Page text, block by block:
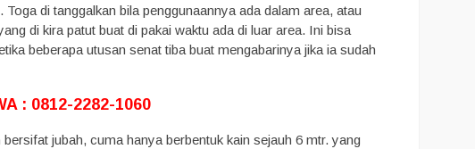
di tanggalkan bila penggunaannya ada dalam area, atau
di kira patut buat di pakai waktu ada di luar area. Ini bisa
beberapa utusan senat tiba buat mengabarinya jika ia sudah
: 0812-2282-1060
jubah, cuma hanya berbentuk kain sejauh 6 mtr. yang